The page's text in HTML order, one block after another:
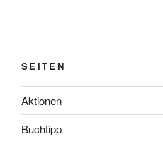
SEITEN
Aktionen
Buchtipp